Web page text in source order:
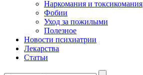
Наркомания и токсикомания
Фобии
Уход за пожилыми
Полезное
Новости психиатрии
Лекарства
Статьи